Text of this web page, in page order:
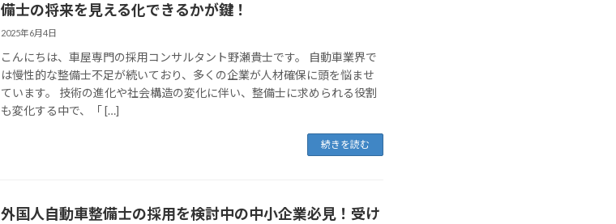
備士の将来を見える化できるかが鍵！
2025年6月4日
こんにちは、車屋専門の採用コンサルタント野瀬貴士です。 自動車業界で
は慢性的な整備士不足が続いており、多くの企業が人材確保に頭を悩ませ
ています。 技術の進化や社会構造の変化に伴い、整備士に求められる役割
も変化する中で、「 […]
続きを読む
外国人自動車整備士の採用を検討中の中小企業必見！受け